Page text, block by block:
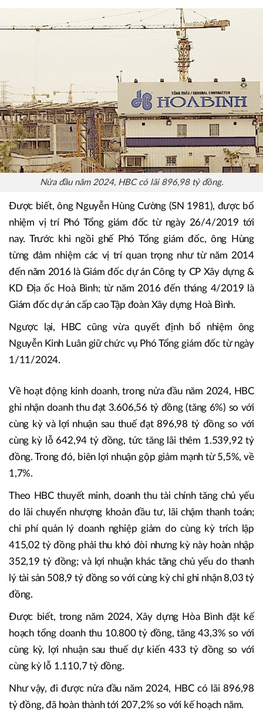
Nửa đầu năm 2024, HBC có lãi 896,98 tỷ đồng.
Được biết, ông Nguyễn Hùng Cường (SN 1981), được bổ
nhiệm vị trí Phó Tổng giám đốc từ ngày 26/4/2019 tới
nay. Trước khi ngồi ghế Phó Tổng giám đốc, ông Hùng
từng đảm nhiệm các vị trí quan trọng như từ năm 2014
đến năm 2016 là Giám đốc dự án Công ty CP Xây dựng &
KD Địa ốc Hoà Bình; từ năm 2016 đến tháng 4/2019 là
Giám đốc dự án cấp cao Tập đoàn Xây dựng Hoà Bình.
Ngược lại, HBC cũng vừa quyết định bổ nhiệm ông
Nguyễn Kinh Luân giữ chức vụ Phó Tổng giám đốc từ ngày
1/11/2024.
Về hoạt động kinh doanh, trong nửa đầu năm 2024, HBC
ghi nhận doanh thu đạt 3.606,56 tỷ đồng (tăng 6%) so với
cùng kỳ và lợi nhuận sau thuế đạt 896,98 tỷ đồng so với
cùng kỳ lỗ 642,94 tỷ đồng, tức tăng lãi thêm 1.539,92 tỷ
đồng. Trong đó, biên lợi nhuận gộp giảm mạnh từ 5,5%, về
1,7%.
Theo HBC thuyết minh, doanh thu tài chính tăng chủ yếu
do lãi chuyển nhượng khoản đầu tư, lãi chậm thanh toán;
chi phí quản lý doanh nghiệp giảm do cùng kỳ trích lập
415,02 tỷ đồng phải thu khó đòi nhưng kỳ này hoàn nhập
352,19 tỷ đồng; và lợi nhuận khác tăng chủ yếu do thanh
lý tài sản 508,9 tỷ đồng so với cùng kỳ chỉ ghi nhận 8,03 tỷ
đồng.
Được biết, trong năm 2024, Xây dựng Hòa Bình đặt kế
hoạch tổng doanh thu 10.800 tỷ đồng, tăng 43,3% so với
cùng kỳ, lợi nhuận sau thuế dự kiến 433 tỷ đồng so với
cùng kỳ lỗ 1.110,7 tỷ đồng.
Như vậy, đi được nửa đầu năm 2024, HBC có lãi 896,98
tỷ đồng, đã hoàn thành tới 207,2% so với kế hoạch năm.